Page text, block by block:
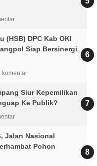
(HSB) DPC Kab OKI
Siap Bersinergi
komentar
Siur Kepemilikan
Ke Publik?
Jalan Nasional
Pohon